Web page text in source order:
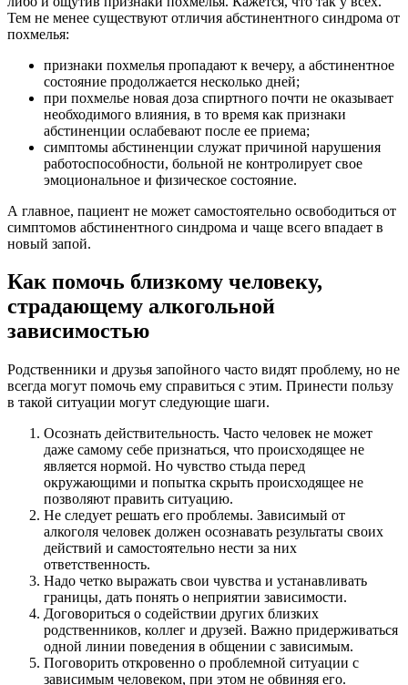
Тем не менее существуют отличия абстинентного синдрома от
похмелья:
признаки похмелья пропадают к вечеру, а абстинентное
состояние продолжается несколько дней;
при похмелье новая доза спиртного почти не оказывает
необходимого влияния, в то время как признаки
абстиненции ослабевают после ее приема;
симптомы абстиненции служат причиной нарушения
работоспособности, больной не контролирует свое
эмоциональное и физическое состояние.
А главное, пациент не может самостоятельно освободиться от
симптомов абстинентного синдрома и чаще всего впадает в
новый запой.
Как помочь близкому человеку,
страдающему алкогольной
зависимостью
Родственники и друзья запойного часто видят проблему, но не
всегда могут помочь ему справиться с этим. Принести пользу
в такой ситуации могут следующие шаги.
Осознать действительность. Часто человек не может
даже самому себе признаться, что происходящее не
является нормой. Но чувство стыда перед
окружающими и попытка скрыть происходящее не
позволяют править ситуацию.
Не следует решать его проблемы. Зависимый от
алкоголя человек должен осознавать результаты своих
действий и самостоятельно нести за них
ответственность.
Надо четко выражать свои чувства и устанавливать
границы, дать понять о неприятии зависимости.
Договориться о содействии других близких
родственников, коллег и друзей. Важно придерживаться
одной линии поведения в общении с зависимым.
Поговорить откровенно о проблемной ситуации с
зависимым человеком, при этом не обвиняя его.